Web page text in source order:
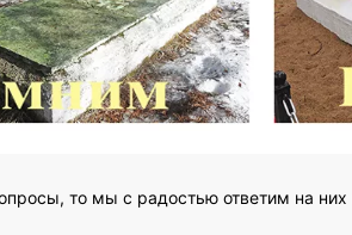
то мы с радостью ответим на них